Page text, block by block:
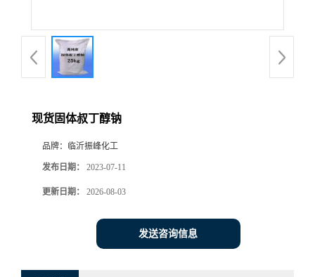
现货固体叔丁醇钠
品牌： 临沂振峰化工
发布日期： 2023-07-11
更新日期： 2026-08-03
发送咨询信息